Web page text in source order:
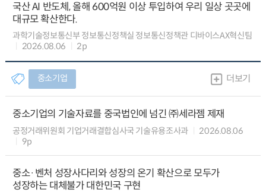
국산 AI 반도체, 올해 600억원 이상 투입하여 우리 일상 곳곳에
대규모 확산한다.
과학기술정보통신부 정보통신정책실 정보통신정책관 디바이스AX혁신팀
2026.08.06
2p
중소기업 더보기
중소기업의 기술자료를 중국법인에 넘긴 ㈜세라젬 제재
공정거래위원회 기업거래결합심사국 기술유용조사과
2026.08.06
9p
중소·벤처 성장사다리와 성장의 온기 확산으로 모두가
성장하는 대체불가 대한민국 구현